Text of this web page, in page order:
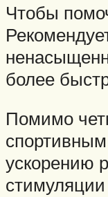
Чтобы
более
Помимо
ускорению
стимуляции